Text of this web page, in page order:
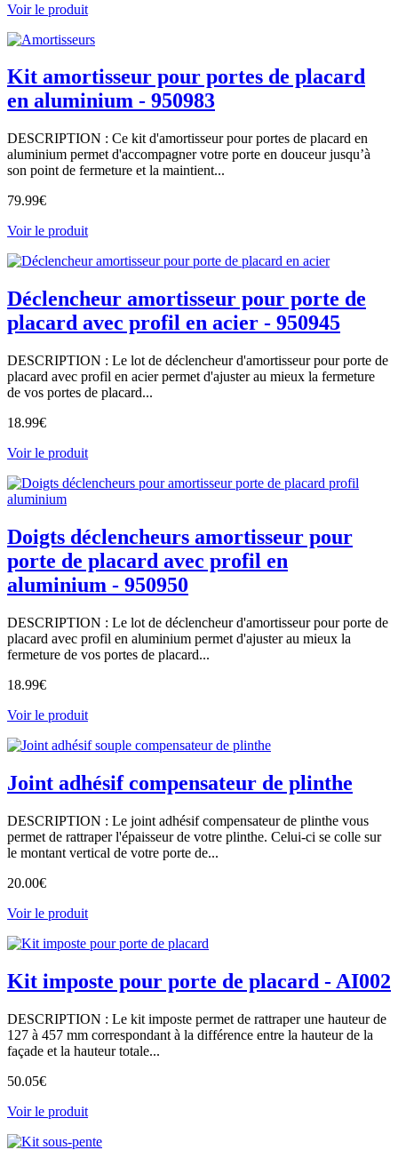
Voir le produit
Kit amortisseur pour portes de placard
en aluminium - 950983
DESCRIPTION : Ce kit d'amortisseur pour portes de placard en
aluminium permet d'accompagner votre porte en douceur jusqu’à
son point de fermeture et la maintient...
79.99€
Voir le produit
Déclencheur amortisseur pour porte de
placard avec profil en acier - 950945
DESCRIPTION : Le lot de déclencheur d'amortisseur pour porte de
placard avec profil en acier permet d'ajuster au mieux la fermeture
de vos portes de placard...
18.99€
Voir le produit
Doigts déclencheurs amortisseur pour
porte de placard avec profil en
aluminium - 950950
DESCRIPTION : Le lot de déclencheur d'amortisseur pour porte de
placard avec profil en aluminium permet d'ajuster au mieux la
fermeture de vos portes de placard...
18.99€
Voir le produit
Joint adhésif compensateur de plinthe
DESCRIPTION : Le joint adhésif compensateur de plinthe vous
permet de rattraper l'épaisseur de votre plinthe. Celui-ci se colle sur
le montant vertical de votre porte de...
20.00€
Voir le produit
Kit imposte pour porte de placard - AI002
DESCRIPTION : Le kit imposte permet de rattraper une hauteur de
127 à 457 mm correspondant à la différence entre la hauteur de la
façade et la hauteur totale...
50.05€
Voir le produit